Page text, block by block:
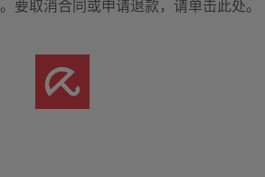
。要取消合同或申请退款，请单击此处。